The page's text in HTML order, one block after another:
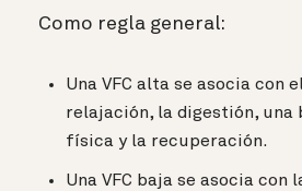
Como regla general:
Una VFC alta se asocia con
relajación, la digestión, una
física y la recuperación.
Una VFC baja se asocia con